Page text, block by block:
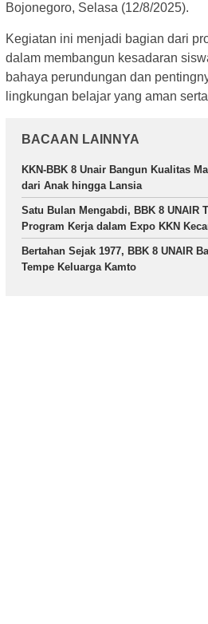
Bojonegoro, Selasa (12/8/2025).
Kegiatan ini menjadi bagian dari
dalam membangun kesadaran
bahaya perundungan dan
lingkungan belajar yang aman
BACAAN LAINNYA
KKN-BBK 8 Unair Bangun Kualitas
dari Anak hingga Lansia
Satu Bulan Mengabdi, BBK 8 UNAIR
Program Kerja dalam Expo KKN
Bertahan Sejak 1977, BBK 8 UNAIR
Tempe Keluarga Kamto